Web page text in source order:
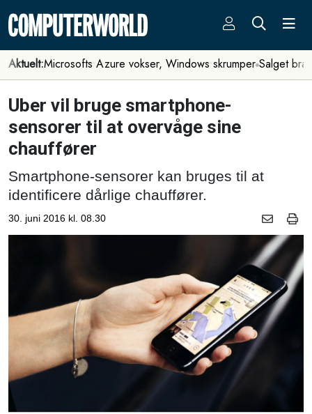
Aktuelt:Microsofts Azure vokser, Windows skrumper Salget
Uber vil bruge smartphone-
sensorer til at overvåge sine
chauffører
Smartphone-sensorer kan bruges til at
identificere dårlige chauffører.
30. juni 2016 kl. 08.30